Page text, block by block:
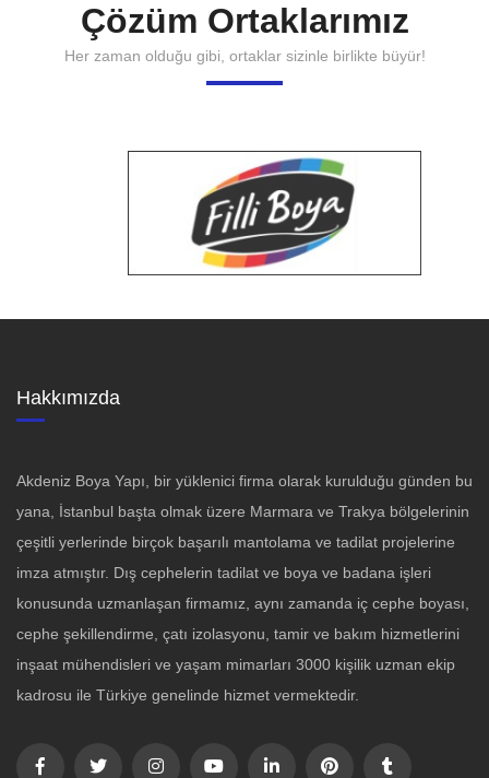
Çözüm Ortaklarımız
Her zaman olduğu gibi, ortaklar sizinle birlikte büyür!
Hakkımızda
Akdeniz Boya Yapı, bir yüklenici firma olarak kurulduğu günden bu
yana, İstanbul başta olmak üzere Marmara ve Trakya bölgelerinin
çeşitli yerlerinde birçok başarılı mantolama ve tadilat projelerine
imza atmıştır. Dış cephelerin tadilat ve boya ve badana işleri
konusunda uzmanlaşan firmamız, aynı zamanda iç cephe boyası,
cephe şekillendirme, çatı izolasyonu, tamir ve bakım hizmetlerini
inşaat mühendisleri ve yaşam mimarları 3000 kişilik uzman ekip
kadrosu ile Türkiye genelinde hizmet vermektedir.